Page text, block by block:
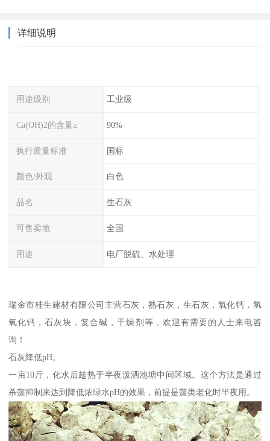
详细说明
用途级别 工业级
Ca(OH)2的含量≥ 90%
执行质量标准 国标
颜色/外观 白色
品名 生石灰
可售卖地 全国
用途 电厂脱硫、水处理
瑞金市桂生建材有限公司主营石灰，熟石灰，生石灰，氧化钙，氢
氧化钙，石灰块，复合碱，干燥剂等，欢迎有需要的人士来电咨
询！
石灰降低pH。
一亩10斤，化水后趁热于半夜泼洒池塘中间区域。这个方法是通过
杀藻抑制来达到降低浓绿水pH的效果，前提是藻类老化时半夜用。